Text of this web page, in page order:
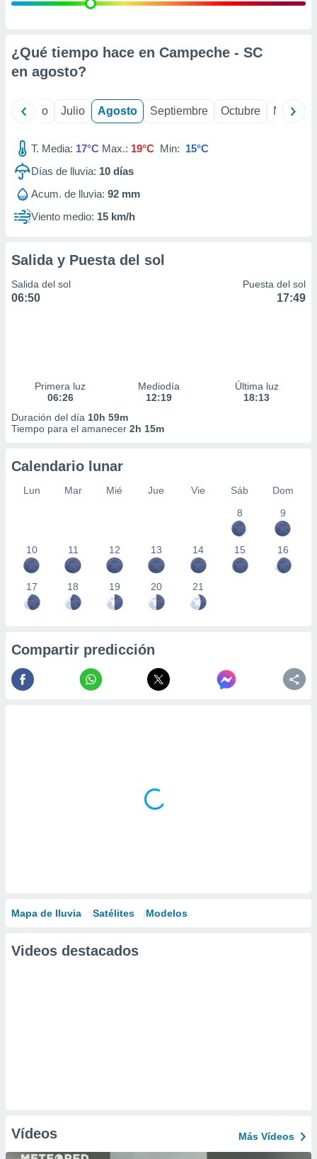
e
mediante
publicidad
de
1199
¿Qué tiempo hace en Campeche - SC
en agosto?
Junio Julio Agosto Septiembre Octubre
T. Media: 17°C Max.: 19°C Min: 15°C
Días de lluvia: 10 días
Acum. de lluvia: 92 mm
Viento medio: 15 km/h
Salida y Puesta del sol
Salida del sol
06:50
Puesta del sol
17:49
Primera luz
06:26
Mediodía
12:19
Última luz
18:13
Duración del día 10h 59m
Tiempo para el amanecer 2h 15m
Calendario lunar
Lun Mar Mié Jue Vie Sáb
Dom
8
9
10 11 12 13 14 15 16
17 18 19 20 21
Compartir predicción
Mapa de lluvia Satélites Modelos
Videos destacados
Vídeos Más Vídeos